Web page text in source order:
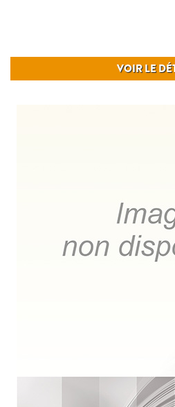
VOIR LE